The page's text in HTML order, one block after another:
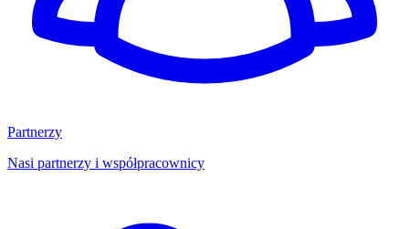
Partnerzy
Nasi partnerzy i współpracownicy